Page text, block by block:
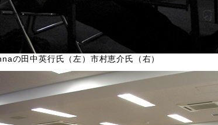
の田中英行氏（左）市村恵介氏（右）